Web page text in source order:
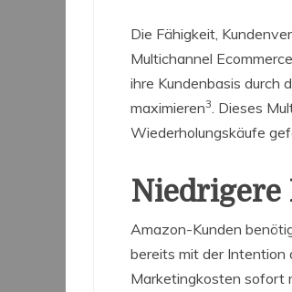
Die Fähigkeit,
Multichannel
ihre Kundenbasis durch
maximieren3 . Dieses
Wiederholungskäufe
Niedrigere
Amazon-Kunden
bereits mit der Intention
Marketingkosten sofort